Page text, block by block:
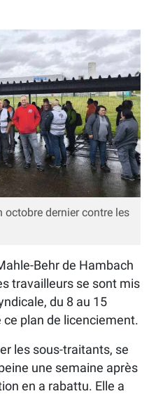
octobre dernier contre les
Behr de Hambach
travailleurs se sont mis
du 8 au 15
plan de licenciement.
les sous-traitants, se
une semaine après
en a rabattu. Elle a